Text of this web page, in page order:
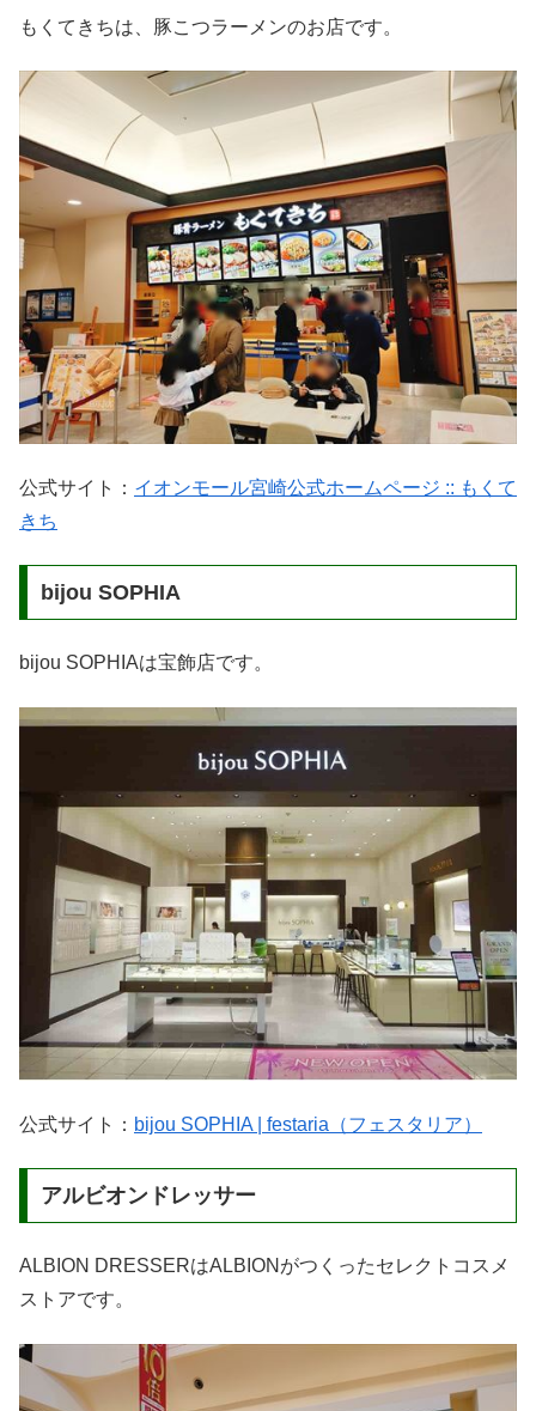
もくてきちは、豚こつラーメンのお店です。
公式サイト： イオンモール宮崎公式ホームページ :: もくて
きち
bijou SOPHIA
bijou SOPHIAは宝飾店です。
公式サイト： bijou SOPHIA | festaria（フェスタリア）
アルビオンドレッサー
ALBION DRESSERはALBIONがつくったセレクトコスメ
ストアです。